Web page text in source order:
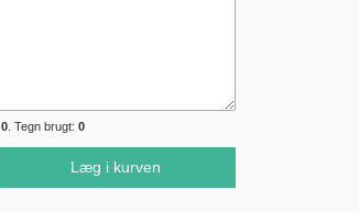
0. Tegn brugt: 0
Læg i kurven